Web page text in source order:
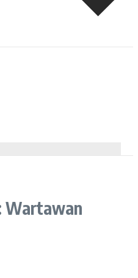
Wartawan